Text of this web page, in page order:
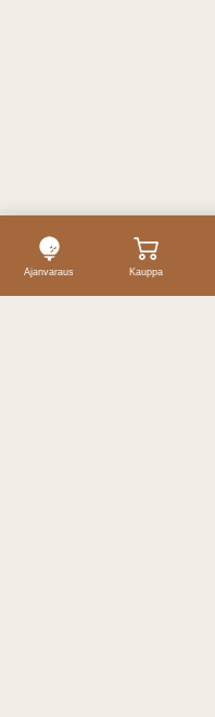
Ajanvaraus Kauppa